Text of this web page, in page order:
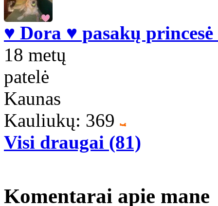
♥ Dora ♥ pasakų princesė
18 metų
patelė
Kaunas
Kauliukų: 369
Visi draugai (81)
Komentarai apie mane